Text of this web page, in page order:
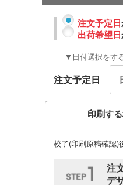
注文予定日
出荷希望日
▼日付選択をす
注文予定日
印刷す
校了(印刷原稿確認)
注
デ